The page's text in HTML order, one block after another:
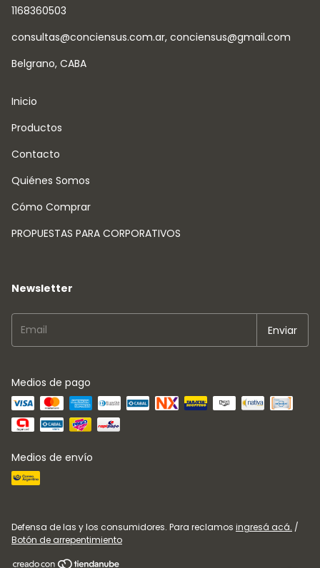
1168360503
consultas@conciensus.com.ar, conciensus@gmail.com
Belgrano, CABA
Inicio
Productos
Contacto
Quiénes Somos
Cómo Comprar
PROPUESTAS PARA CORPORATIVOS
Newsletter
Medios de pago
Medios de envío
Defensa de las y los consumidores. Para reclamos ingresá acá. /
Botón de arrepentimiento